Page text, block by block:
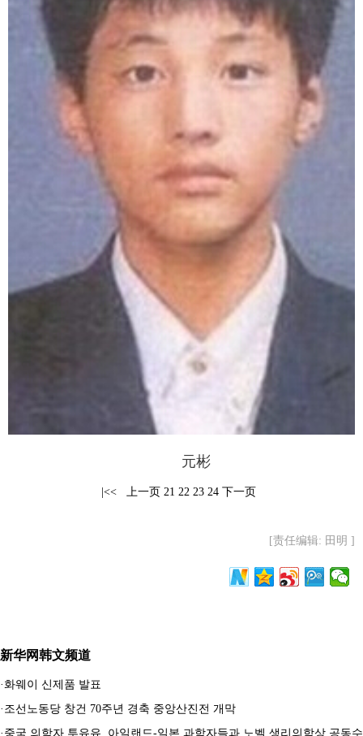
富媒体 摄影 新华广播
新华电视中文 新华电视英文 返回PC
元彬
|<< 上一页 21 22 23 24 下一页
[责任编辑: 田明 ]
新华网韩文频道
· 화웨이 신제품 발표
· 조선노동당 창건 70주년 경축 중앙산진전 개막
· 중국 의학자 투유유, 아일랜드-일본 과학자들과 노벨 생리의학상 공동수